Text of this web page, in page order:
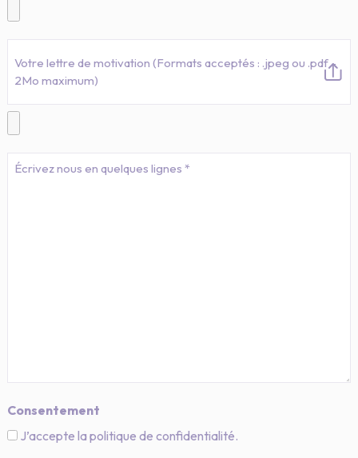
Votre lettre de motivation (Formats acceptés : .jpeg ou .pdf -
2Mo maximum)
Message
Consentement
J’accepte la politique de confidentialité.